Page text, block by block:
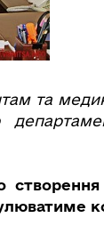
та